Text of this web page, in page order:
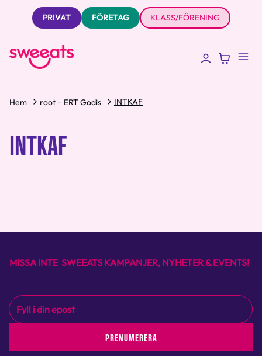
PRIVAT FÖRETAG KLASS/FÖRENING
Hem root – ERT Godis INTKAF
INTKAF
MISSA INTE SWEEATS KAMPANJER, NYHETER & EVENTS!
PRENUMERERA